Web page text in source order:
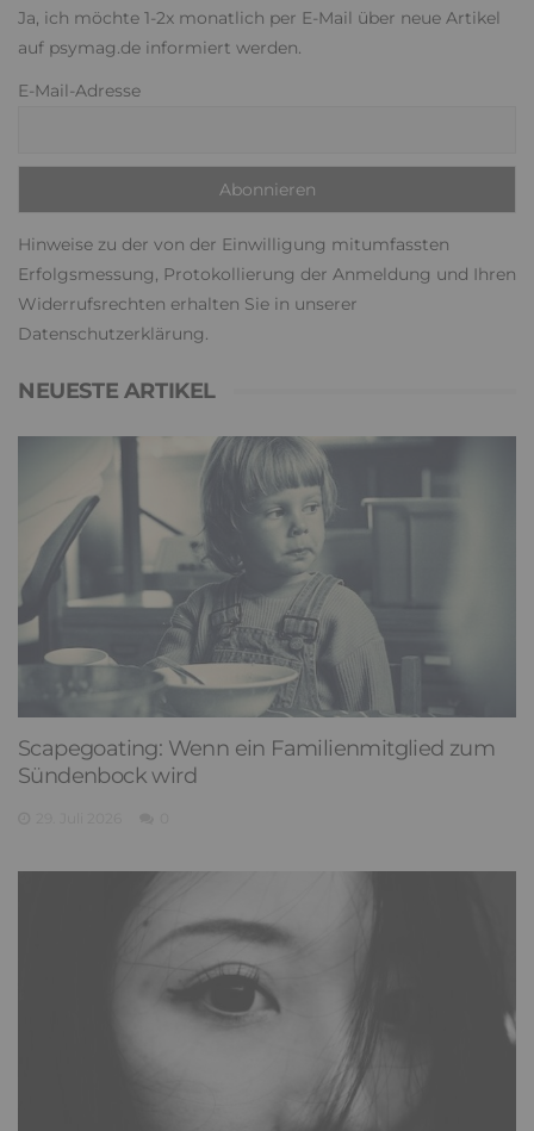
Ja, ich möchte 1-2x monatlich per E-Mail über neue Artikel
auf psymag.de informiert werden.
E-Mail-Adresse
Hinweise zu der von der Einwilligung mitumfassten
Erfolgsmessung, Protokollierung der Anmeldung und Ihren
Widerrufsrechten erhalten Sie in unserer
Datenschutzerklärung.
NEUESTE ARTIKEL
Scapegoating: Wenn ein Familienmitglied zum
Sündenbock wird